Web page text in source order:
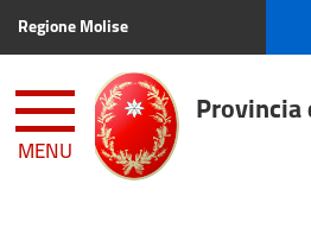
Regione Molise
MENU
Provincia